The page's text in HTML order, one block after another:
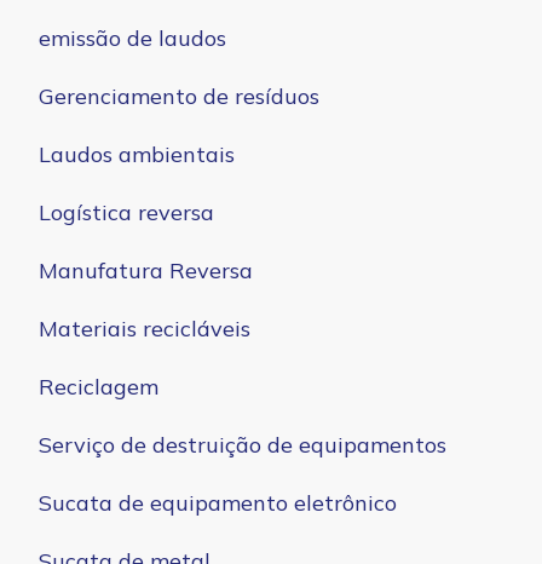
emissão de laudos
Gerenciamento de resíduos
Laudos ambientais
Logística reversa
Manufatura Reversa
Materiais recicláveis
Reciclagem
Serviço de destruição de equipamentos
Sucata de equipamento eletrônico